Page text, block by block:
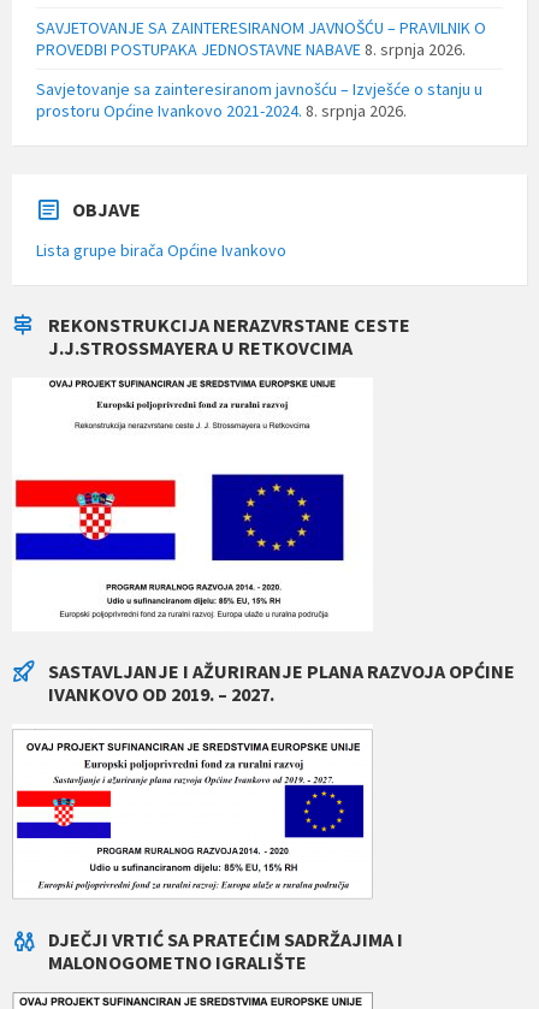
SAVJETOVANJE SA ZAINTERESIRANOM JAVNOŠĆU – PRAVILNIK O
PROVEDBI POSTUPAKA JEDNOSTAVNE NABAVE8. srpnja 2026.
Savjetovanje sa zainteresiranom javnošću – Izvješće o stanju u
prostoru Općine Ivankovo 2021-2024. 8. srpnja 2026.
OBJAVE
Lista grupe birača Općine Ivankovo
REKONSTRUKCIJA NERAZVRSTANE CESTE
J.J.STROSSMAYERA U RETKOVCIMA
SASTAVLJANJE I AŽURIRANJE PLANA RAZVOJA OPĆINE
IVANKOVO OD 2019. – 2027.
DJEČJI VRTIĆ SA PRATEĆIM SADRŽAJIMA I
MALONOGOMETNO IGRALIŠTE